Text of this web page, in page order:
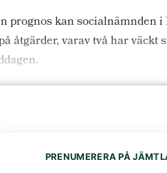
prognos kan socialnämnden
åtgärder, varav två har
PRENUMERERA PÅ